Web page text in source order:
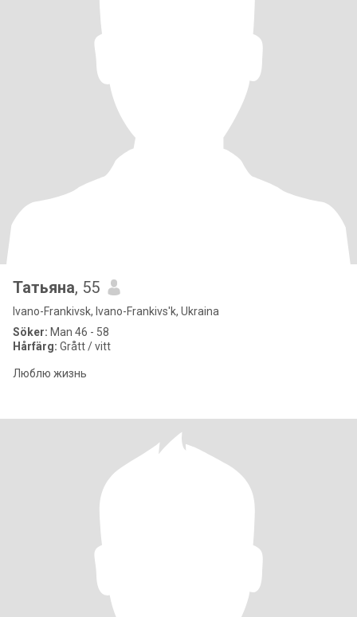
Татьяна, 55
Ivano-Frankivsk, Ivano-Frankivs'k, Ukraina
Söker: Man 46 - 58
Hårfärg: Grått / vitt
Люблю жизнь